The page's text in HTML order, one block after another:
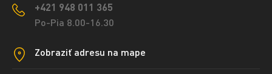
+421 948 011 365
Po-Pia 8.00-16.30
Zobraziť adresu na mape